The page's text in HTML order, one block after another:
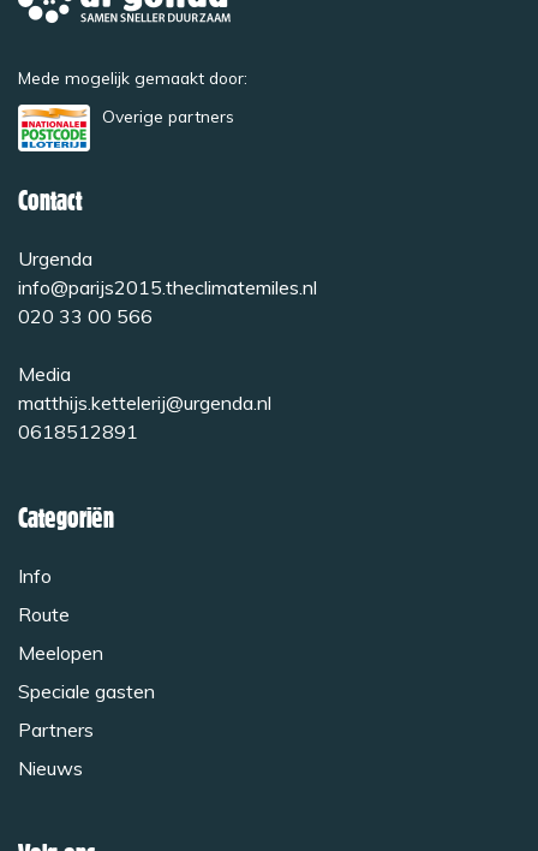
Mede mogelijk gemaakt door:
Overige partners
Contact
Urgenda
info@parijs2015.theclimatemiles.nl
020 33 00 566
Media
matthijs.kettelerij@urgenda.nl
0618512891
Categoriën
Info
Route
Meelopen
Speciale gasten
Partners
Nieuws